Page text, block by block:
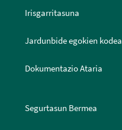
Irisgarritasuna
Jardunbide egokien kodea
Dokumentazio Ataria
Segurtasun Bermea